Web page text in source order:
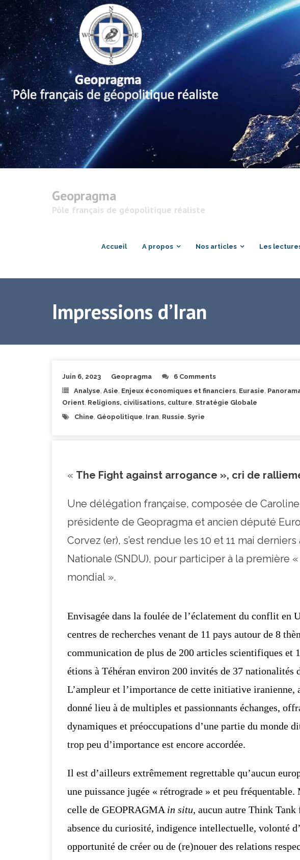
Geopragma
Pôle français de géopolitique réaliste
Accueil A propos Nos articles Les
Impressions d’Iran
Juin 6, 2023 Geopragma
6 Comments
Analyse Asie Enjeux économiques et financiers Eurasie
Orient Religions, civilisations, culture Stratégie Globale
Chine Géopolitique Iran Russie Syrie
« The Fight against arrogance », cri de
Une délégation française, composée de
présidente de Geopragma et ancien député
Corvez (er), s’est rendue les 10 et 11 mai
Nationale (SNDU), pour participer à la première
mondial ».
Envisagée dans la foulée de l’éclatement du conflit en
centres de recherches venant de 11 pays autour de 8
communication de plus de 200 articles scientifiques et
étions à Téhéran environ 200 invités de 37 nationalités
L’ampleur et l’importance de cette initiative iranienne,
donné lieu à de multiples et passionnants échanges,
dynamiques et préoccupations d’une partie du monde
trop peu d’importance est encore accordée.
Il est d’ailleurs extrêmement regrettable qu’aucun
une puissance jugée « rétrograde » et peu fréquentable.
celle de GEOPRAGMA in situ, aucun autre Think Tank
absence du curiosité, indigence intellectuelle, volonté
opportunité de créer ou de (re)nouer des relations